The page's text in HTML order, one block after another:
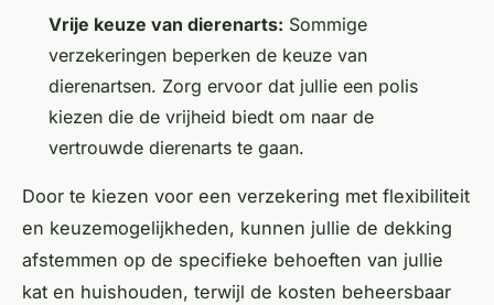
Vrije keuze van dierenarts: Sommige
verzekeringen beperken de keuze van
dierenartsen. Zorg ervoor dat jullie een polis
kiezen die de vrijheid biedt om naar de
vertrouwde dierenarts te gaan.
Door te kiezen voor een verzekering met flexibiliteit
en keuzemogelijkheden, kunnen jullie de dekking
afstemmen op de specifieke behoeften van jullie
kat en huishouden, terwijl de kosten beheersbaar